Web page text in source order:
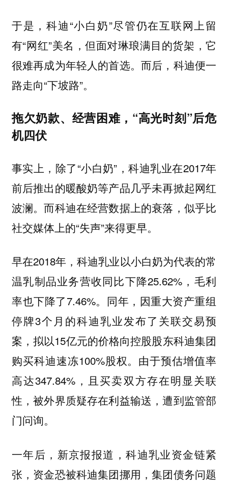
于是，科迪“小白奶”尽管仍在互联网上留
有“网红”美名，但面对琳琅满目的货架，它
很难再成为年轻人的首选。而后，科迪便一
路走向“下坡路”。
拖欠奶款、经营困难，“高光时刻”后危
机四伏
事实上，除了“小白奶”，科迪乳业在2017年
前后推出的暖酸奶等产品几乎未再掀起网红
波澜。而科迪在经营数据上的衰落，似乎比
社交媒体上的“失声”来得更早。
早在2018年，科迪乳业以小白奶为代表的常
温乳制品业务营收同比下降25.62%，毛利
率也下降了7.46%。同年，因重大资产重组
停牌3个月的科迪乳业发布了关联交易预
案，拟以15亿元的价格向控股股东科迪集团
购买科迪速冻100%股权。由于预估增值率
高达347.84%，且买卖双方存在明显关联
性，被外界质疑存在利益输送，遭到监管部
门问询。
一年后，新京报报道，科迪乳业资金链紧
张，资金恐被科迪集团挪用，集团债务问题